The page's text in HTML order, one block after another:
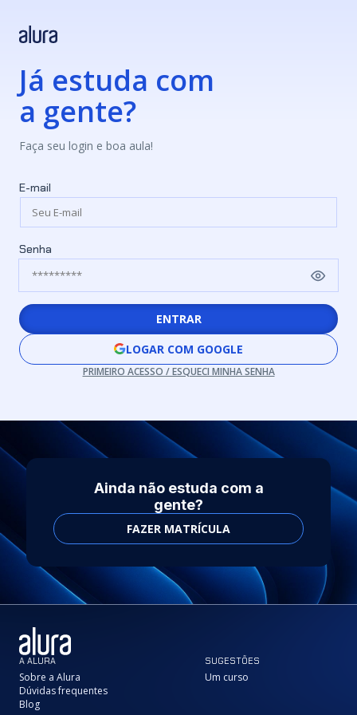
Já estuda com
a gente?
Faça seu login e boa aula!
E-mail
Senha
ENTRAR
LOGAR COM GOOGLE
PRIMEIRO ACESSO / ESQUECI MINHA SENHA
Ainda não estuda com a
gente?
FAZER MATRÍCULA
A ALURA
Sobre a Alura
Dúvidas frequentes
Blog
SUGESTÕES
Um curso